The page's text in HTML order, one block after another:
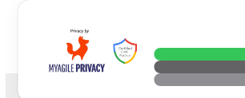
科技. 生活. 攝影.